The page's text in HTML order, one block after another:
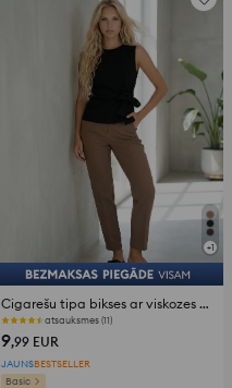
+1
Cigarešu tipa bikses ar viskozes maisījumu
atsauksmes (11)
9,99 EUR
JAUNSBESTSELLER
Basic